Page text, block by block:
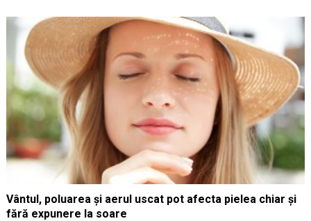
Vântul, poluarea și aerul uscat pot afecta pielea chiar și
fără expunere la soare